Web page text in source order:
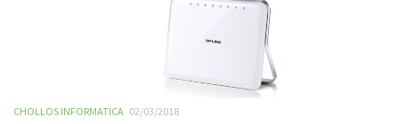
CHOLLOS INFORMATICA 02/03/2018